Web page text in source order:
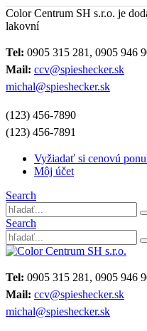
Color Centrum SH s.r.o. je
lakovní
Tel: 0905 315 281, 0905 946
Mail: ccv@spieshecker.sk
michal@spieshecker.sk
(123) 456-7890
(123) 456-7891
Vyžiadať si cenovú
Môj účet
Search
Search
Tel: 0905 315 281, 0905 946
Mail: ccv@spieshecker.sk
michal@spieshecker.sk